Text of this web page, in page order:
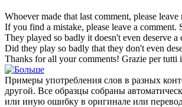
Whoever made that last comment, please leave
If you find a mistake, please leave a comment.
They played so badly it doesn't even deserve a
Did they play so badly that they don't even
Thanks for all yourcomments! Grazie per tutti
Примеры употребления слов в разных
другой. Все образцы собраны
или иную ошибку в оригинале или